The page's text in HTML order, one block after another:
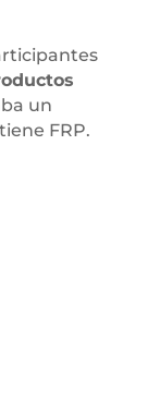
un
FRP.